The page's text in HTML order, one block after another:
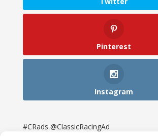
Pinterest
Instagram
#CRads @ClassicRacingAd